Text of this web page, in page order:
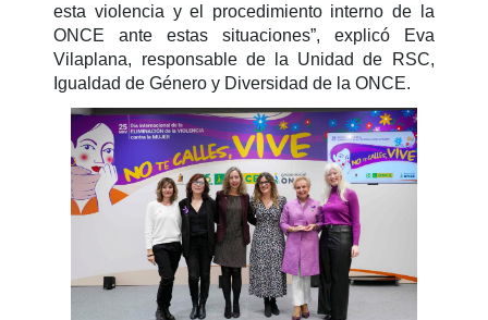
esta violencia y el procedimiento interno de la
ONCE ante estas situaciones”, explicó Eva
Vilaplana, responsable de la Unidad de RSC,
Igualdad de Género y Diversidad de la ONCE.